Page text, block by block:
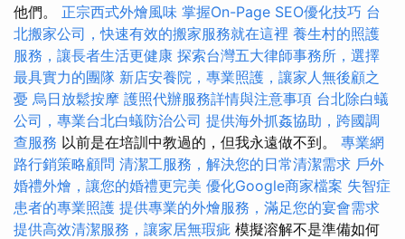
他們。 正宗西式外燴風味 掌握On-Page SEO優化技巧 台
北搬家公司，快速有效的搬家服務就在這裡 養生村的照護
服務，讓長者生活更健康 探索台灣五大律師事務所，選擇
最具實力的團隊 新店安養院，專業照護，讓家人無後顧之
憂 烏日放鬆按摩 護照代辦服務詳情與注意事項 台北除白蟻
公司，專業台北白蟻防治公司 提供海外抓姦協助，跨國調
查服務 以前是在培訓中教過的，但我永遠做不到。 專業網
路行銷策略顧問 清潔工服務，解決您的日常清潔需求 戶外
婚禮外燴，讓您的婚禮更完美 優化Google商家檔案 失智症
患者的專業照護 提供專業的外燴服務，滿足您的宴會需求
提供高效清潔服務，讓家居無瑕疵 模擬溶解不是準備如何